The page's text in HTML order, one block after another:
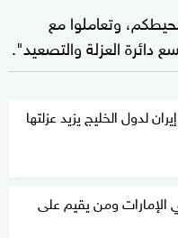
وتعاملوا مع
العزلة والتصعيد".
لدول الخليج يزيد عزلتها
الإمارات ومن يقيم على